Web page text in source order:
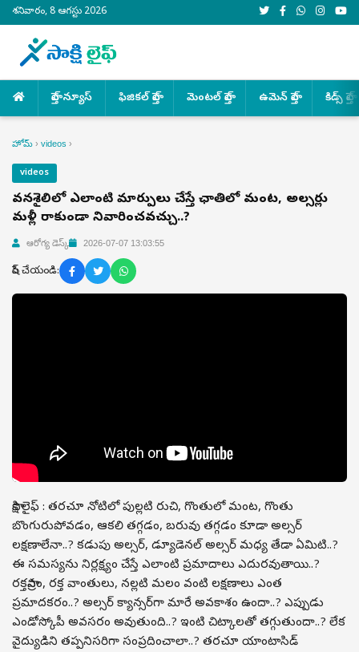
శనివారం, 8 ఆగస్టు 2026
హెల్త్ న్యూస్ ఫిజికల్ హెల్త్ మెంటల్ హెల్త్ ఉమెన్ హెల్త్ కిడ్స్ హెల్త్
హోమ్ › videos ›
videos
జీవనశైలిలో ఎలాంటి మార్పులు చేస్తే ఛాతిలో మంట, అల్సర్లు
మళ్లీ రాకుండా నివారించవచ్చు..?
ఆరోగ్య డెస్క్ 2026-07-07 13:03:55
షేర్ చేయండి:
సాక్షి లైఫ్ : తరచూ నోటిలో పుల్లటి రుచి, గొంతులో మంట, గొంతు
బొంగురుపోవడం, ఆకలి తగ్గడం, బరువు తగ్గడం కూడా అల్సర్
లక్షణాలేనా..? కడుపు అల్సర్, డ్యూడెనల్ అల్సర్ మధ్య తేడా ఏమిటి..?
ఈ సమస్యను నిర్లక్ష్యం చేస్తే ఎలాంటి ప్రమాదాలు ఎదురవుతాయి..?
రక్తస్రావం, రక్త వాంతులు, నల్లటి మలం వంటి లక్షణాలు ఎంత
ప్రమాదకరం..? అల్సర్ క్యాన్సర్‌గా మారే అవకాశం ఉందా..? ఎప్పుడు
ఎండోస్కోపీ అవసరం అవుతుంది..? ఇంటి చిట్కాలతో తగ్గుతుందా..? లేక
వైద్యుడిని తప్పనిసరిగా సంప్రదించాలా..? తరచూ యాంటాసిడ్